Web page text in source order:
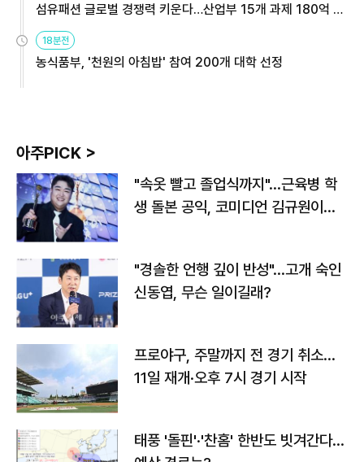
섬유패션 글로벌 경쟁력 키운다…산업부 15개 과제 180억 지
18분전
농식품부, '천원의 아침밥' 참여 200개 대학 선정
아주PICK >
"속옷 빨고 졸업식까지"…근육병 학
생 돌본 공익, 코미디언 김규원이었
"경솔한 언행 깊이 반성"…고개 숙인
신동엽, 무슨 일이길래?
프로야구, 주말까지 전 경기 취소…
11일 재개·오후 7시 경기 시작
태풍 '돌핀'·'찬홈' 한반도 빗겨간다…